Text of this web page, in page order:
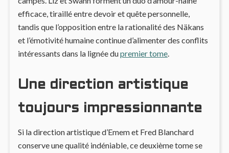
efficace, tiraillé entre devoir et quête personnelle,
tandis que l’opposition entre la rationalité des Näkans
et l’émotivité humaine continue d’alimenter des conflits
intéressants dans la lignée dupremier tome.
Une direction artistique
toujours impressionnante
Si la direction artistique d’Emem et Fred Blanchard
conserve une qualité indéniable, ce deuxième tome se